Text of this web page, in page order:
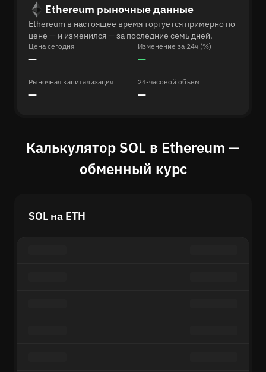
Ethereum рыночные данные
Ethereum в настоящее время торгуется примерно по
цене — и изменился — за последние семь дней.
Цена сегодня
—
Изменение за 24ч (%)
—
Рыночная капитализация
—
24-часовой объем
—
Калькулятор SOL в Ethereum —
обменный курс
SOL на ETH